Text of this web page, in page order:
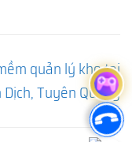
quản lý kho tại
Dịch, Tuyên Quang